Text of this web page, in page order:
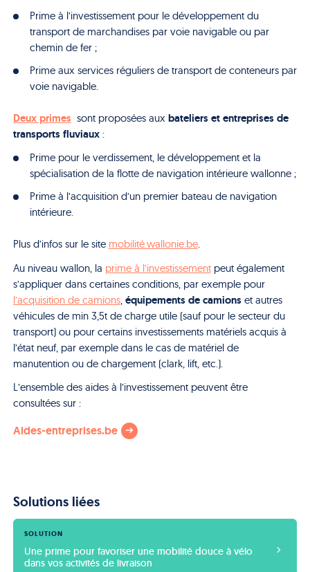
Prime à l’investissement pour le développement du
transport de marchandises par voie navigable ou par
chemin de fer ;
Prime aux services réguliers de transport de conteneurs par
voie navigable.
Deux primessont proposées aux bateliers et entreprises de
transports fluviaux:
Prime pour le verdissement, le développement et la
spécialisation de la flotte de navigation intérieure wallonne ;
Prime à l’acquisition d’un premier bateau de navigation
intérieure.
Plus d’infos sur le site mobilité.wallonie.be.
Au niveau wallon, la prime à l’investissementpeut également
s’appliquer dans certaines conditions, par exemple pour
l’acquisition de camions, équipements de camionset autres
véhicules de min 3,5t de charge utile (sauf pour le secteur du
transport) ou pour certains investissements matériels acquis à
l’état neuf, par exemple dans le cas de matériel de
manutention ou de chargement (clark, lift, etc.).
L’ensemble des aides à l’investissement peuvent être
consultées sur :
Aides-entreprises.be
Solutions liées
SOLUTION
Une prime pour favoriser une mobilité douce à vélo
dans vos activités de livraison